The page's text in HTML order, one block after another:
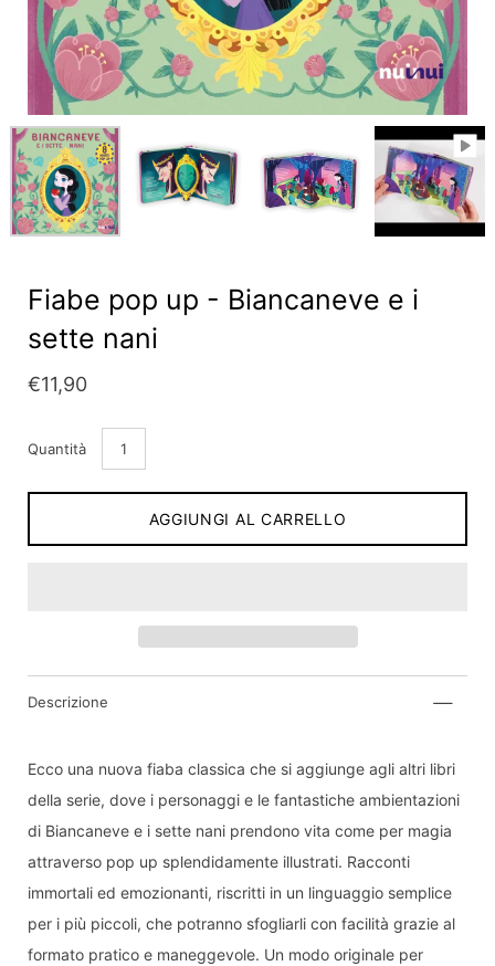
Fiabe pop up - Biancaneve e i
sette nani
€11,90
Quantità
AGGIUNGI AL CARRELLO
Inviami una notifica quando il prodotto sarà di
Invia
Dichiaro di aver letto e compresoinformativa
sulla privacy.
Descrizione
Ecco una nuova fiaba classica che si aggiunge agli altri libri
della serie, dove i personaggi e le fantastiche ambientazioni
di Biancaneve e i sette nani prendono vita come per magia
attraverso pop up splendidamente illustrati. Racconti
immortali ed emozionanti, riscritti in un linguaggio semplice
per i più piccoli, che potranno sfogliarli con facilità grazie al
formato pratico e maneggevole. Un modo originale per